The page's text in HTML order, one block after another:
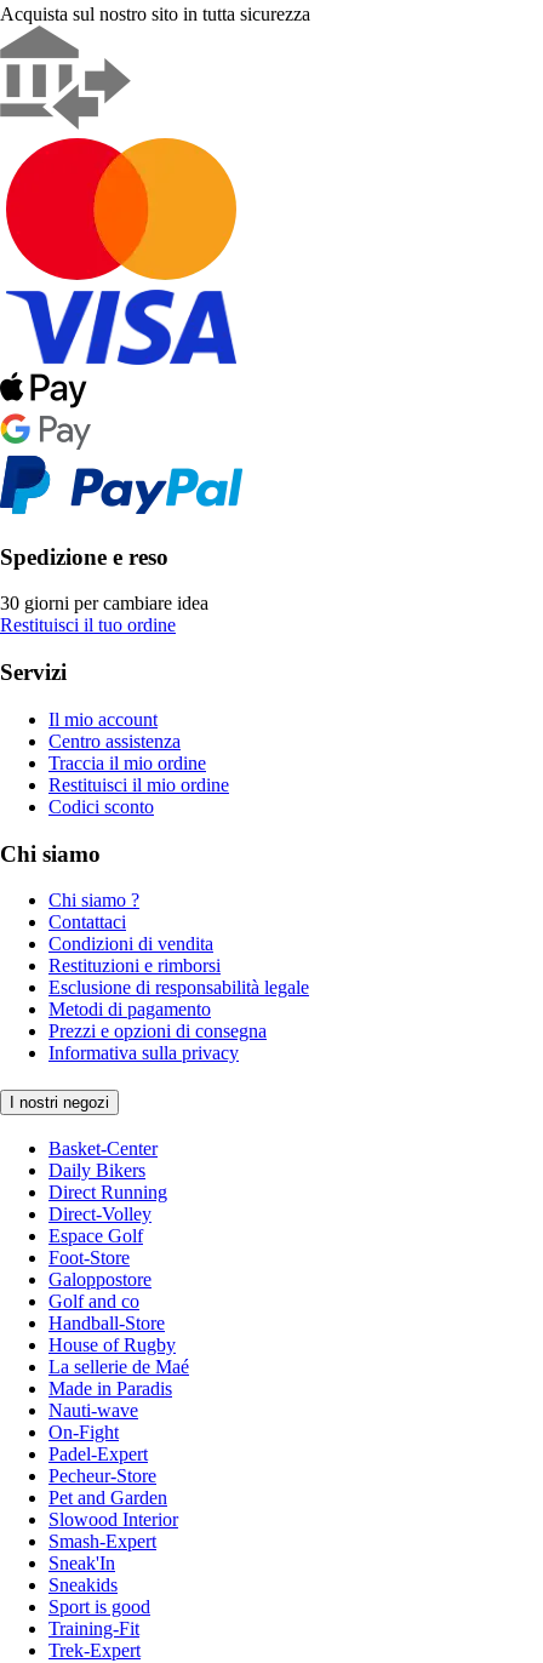
Acquista sul nostro sito in tutta sicurezza
Spedizione e reso
30 giorni per cambiare idea
Restituisci il tuo ordine
Servizi
Il mio account
Centro assistenza
Traccia il mio ordine
Restituisci il mio ordine
Codici sconto
Chi siamo
Chi siamo ?
Contattaci
Condizioni di vendita
Restituzioni e rimborsi
Esclusione di responsabilità legale
Metodi di pagamento
Prezzi e opzioni di consegna
Informativa sulla privacy
I nostri negozi
Basket-Center
Daily Bikers
Direct Running
Direct-Volley
Espace Golf
Foot-Store
Galoppostore
Golf and co
Handball-Store
House of Rugby
La sellerie de Maé
Made in Paradis
Nauti-wave
On-Fight
Padel-Expert
Pecheur-Store
Pet and Garden
Slowood Interior
Smash-Expert
Sneak'In
Sneakids
Sport is good
Training-Fit
Trek-Expert